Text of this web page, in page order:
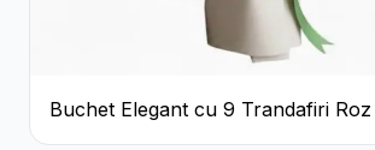
Buchet Elegant cu 9 Trandafiri Roz